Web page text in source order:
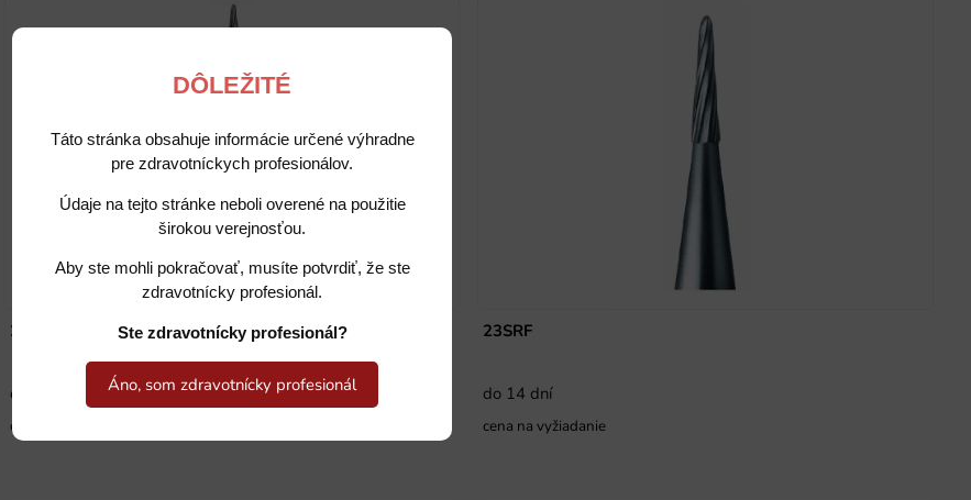
DÔLEŽITÉ
Táto stránka obsahuje informácie určené výhradne
pre zdravotníckych profesionálov.
Údaje na tejto stránke neboli overené na použitie
širokou verejnosťou.
Aby ste mohli pokračovať, musíte potvrdiť, že ste
zdravotnícky profesionál.
Ste zdravotnícky profesionál?
Áno, som zdravotnícky profesionál
23SR
do 14 dní
cena na vyžiadanie
23SRF
do 14 dní
cena na vyžiadanie